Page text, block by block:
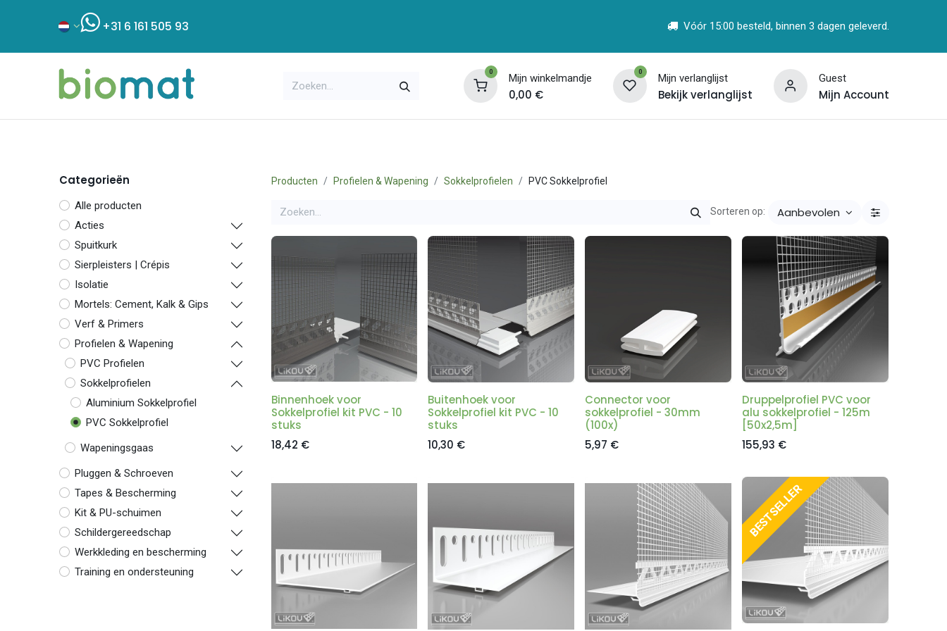
+31 6 161 505 93 Vóór 15:00 besteld, binnen 3 dagen geleverd.
0 Mijn winkelmandje
0,00 €
0 Mijn verlanglijst
Bekijk verlanglijst
Guest
Mijn Account
Categorieën
Alle producten
Acties
Spuitkurk
Sierpleisters | Crépis
Isolatie
Mortels: Cement, Kalk & Gips
Verf & Primers
Profielen & Wapening
PVC Profielen
Sokkelprofielen
Aluminium Sokkelprofiel
PVC Sokkelprofiel
Wapeningsgaas
Pluggen & Schroeven
Tapes & Bescherming
Kit & PU-schuimen
Schildergereedschap
Werkkleding en bescherming
Training en ondersteuning
Producten Profielen & Wapening Sokkelprofielen PVC Sokkelprofiel
Sorteren op: Aanbevolen
Binnenhoek voor
Sokkelprofiel kit PVC - 10
stuks
18,42 €
Buitenhoek voor
Sokkelprofiel kit PVC - 10
stuks
10,30 €
Connector voor
sokkelprofiel - 30mm
(100x)
5,97 €
Druppelprofiel PVC voor
alu sokkelprofiel - 125m
[50x2,5m]
155,93 €
BESTSELLER